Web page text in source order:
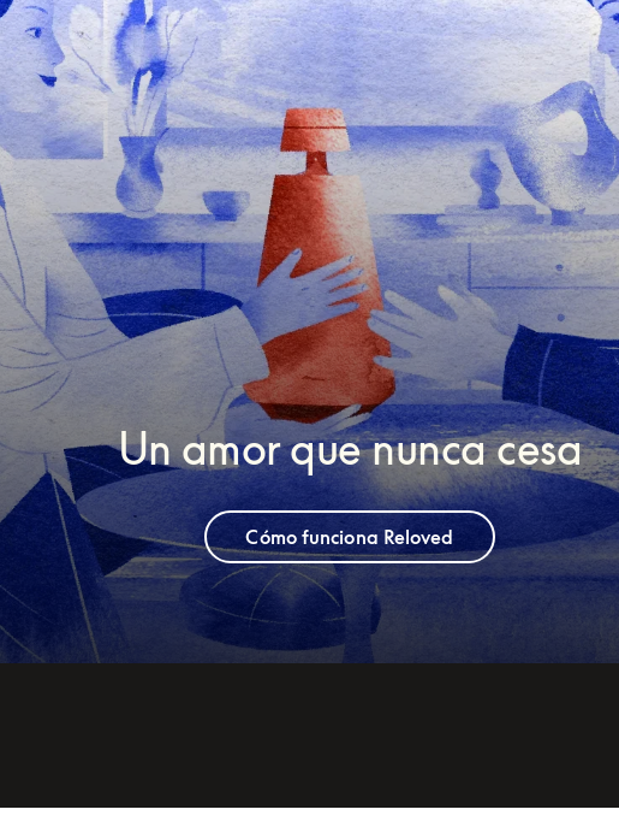
Un amor que nunca cesa
Cómo funciona Reloved